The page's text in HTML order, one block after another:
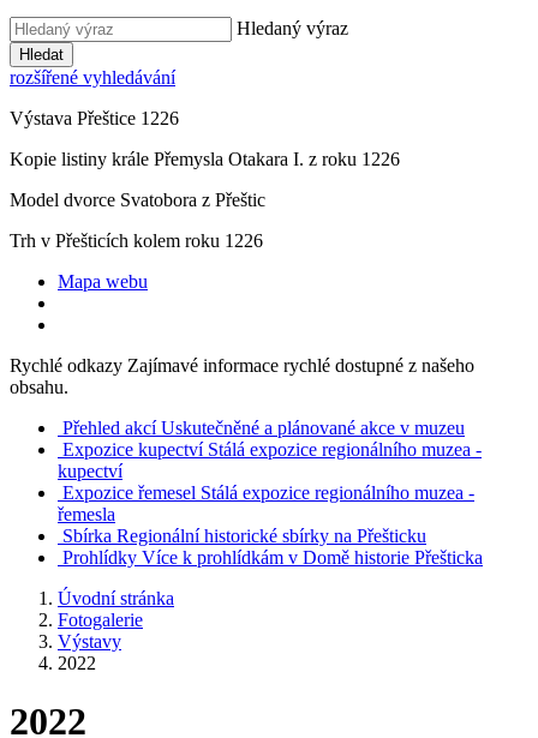
Hledaný výraz
Hledat
rozšířené vyhledávání
Výstava Přeštice 1226
Kopie listiny krále Přemysla Otakara I. z roku 1226
Model dvorce Svatobora z Přeštic
Trh v Přešticích kolem roku 1226
Mapa webu
Rychlé odkazy Zajímavé informace rychlé dostupné z našeho
obsahu.
Přehled akcí Uskutečněné a plánované akce v muzeu
Expozice kupectví Stálá expozice regionálního muzea -
kupectví
Expozice řemesel Stálá expozice regionálního muzea -
řemesla
Sbírka Regionální historické sbírky na Přešticku
Prohlídky Více k prohlídkám v Domě historie Přešticka
Úvodní stránka
Fotogalerie
Výstavy
2022
2022